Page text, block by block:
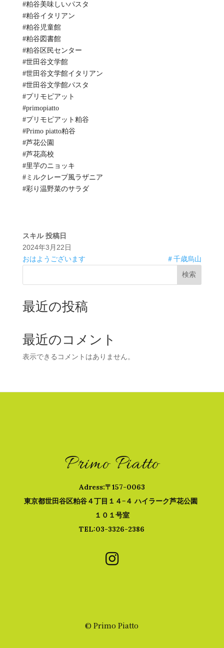
#粕谷美味しいパスタ
#粕谷イタリアン
#粕谷児童館
#粕谷図書館
#粕谷区民センター
#世田谷文学館
#世田谷文学館イタリアン
#世田谷文学館パスタ
#プリモピアット
#primopiatto
#プリモピアット粕谷
#Primo piatto粕谷
#芦花公園
#芦花高校
#里芋のニョッキ
#ミルクレープ風ラザニア
#彩り温野菜のサラダ
スキル 投稿日
2024年3月22日
おはようございます
＃千歳烏山
検索
最近の投稿
最近のコメント
表示できるコメントはありません。
Primo Piatto
Adress:〒157-0063
東京都世田谷区粕谷４丁目１４−４ ハイラーク芦花公園
１０１号室
TEL:03-3326-2386

© Primo Piatto